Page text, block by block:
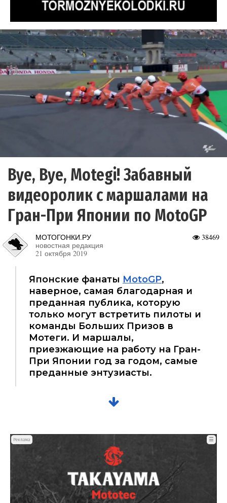
Bye, Bye, Motegi! Забавный
видеоролик с маршалами на
Гран-При Японии по MotoGP
38469
МОТОГОНКИ.РУ
новостная редакция
21 октября 2019
Японские фанаты MotoGP,
наверное, самая благодарная и
преданная публика, которую
только могут встретить пилоты и
команды Больших Призов в
Мотеги. И маршалы,
приезжающие на работу на Гран-
При Японии год за годом, самые
преданные энтузиасты.
Реклама ☰